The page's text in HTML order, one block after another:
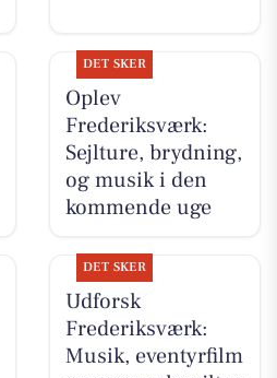
DET SKER
Oplev
Frederiksværk:
Sejlture, brydning,
og musik i den
kommende uge
DET SKER
Udforsk
Frederiksværk:
Musik, eventyrfilm